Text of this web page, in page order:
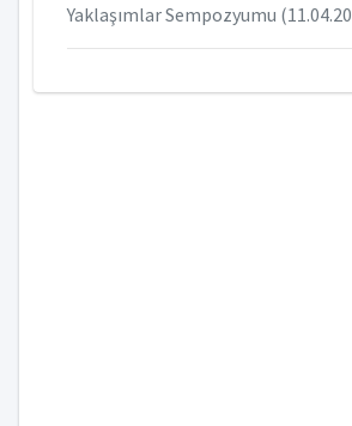
Yaklaşımlar Sempozyumu